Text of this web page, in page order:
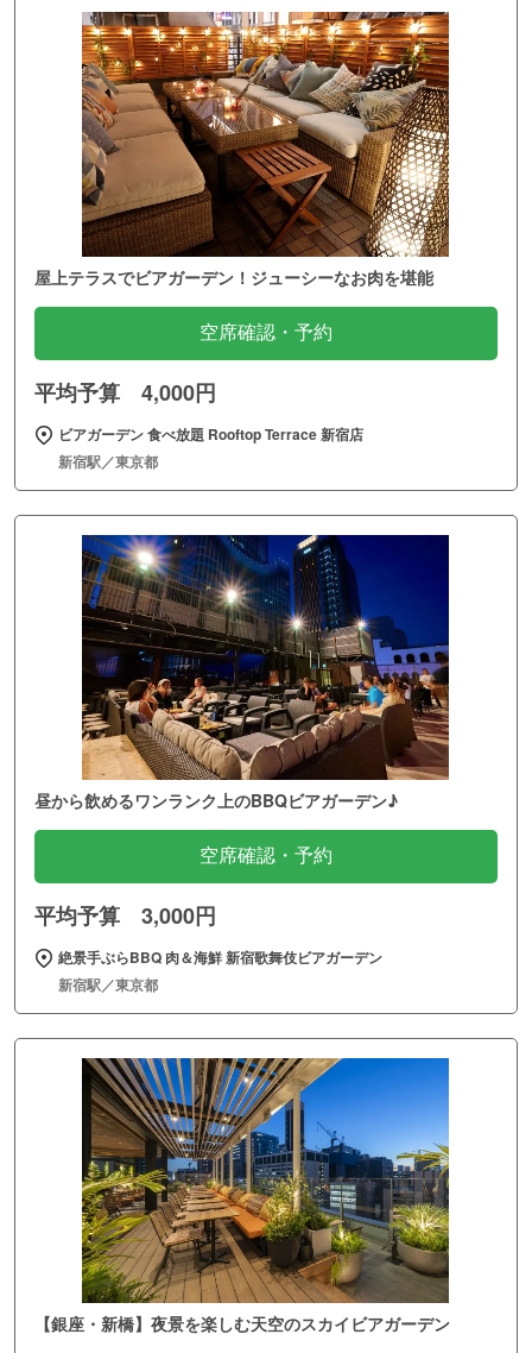
屋上テラスでビアガーデン！ジューシーなお肉を堪能
空席確認・予約
平均予算 4,000円
ビアガーデン 食べ放題 Rooftop Terrace 新宿店
新宿駅／東京都
昼から飲めるワンランク上のBBQビアガーデン♪
空席確認・予約
平均予算 3,000円
絶景手ぶらBBQ 肉＆海鮮 新宿歌舞伎ビアガーデン
新宿駅／東京都
【銀座・新橋】夜景を楽しむ天空のスカイビアガーデン